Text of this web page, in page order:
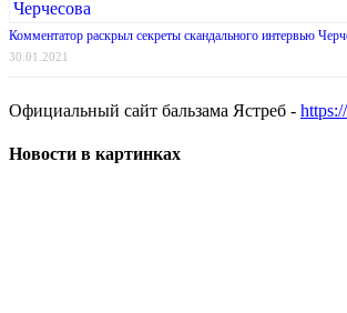
Комментатор раскрыл секреты скандального интервью
30.01.2021
Официальный сайт бальзама Ястреб -
Новости в картинках